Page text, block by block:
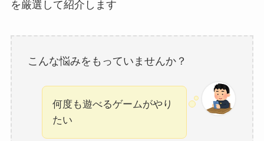
を厳選して紹介します
こんな悩みをもっていませんか？
何度も遊べるゲームがやり
たい